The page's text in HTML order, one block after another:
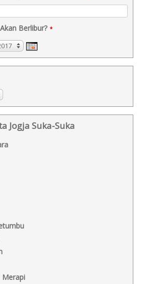
Berlibur? *
Jogja Suka-Suka
Merapi